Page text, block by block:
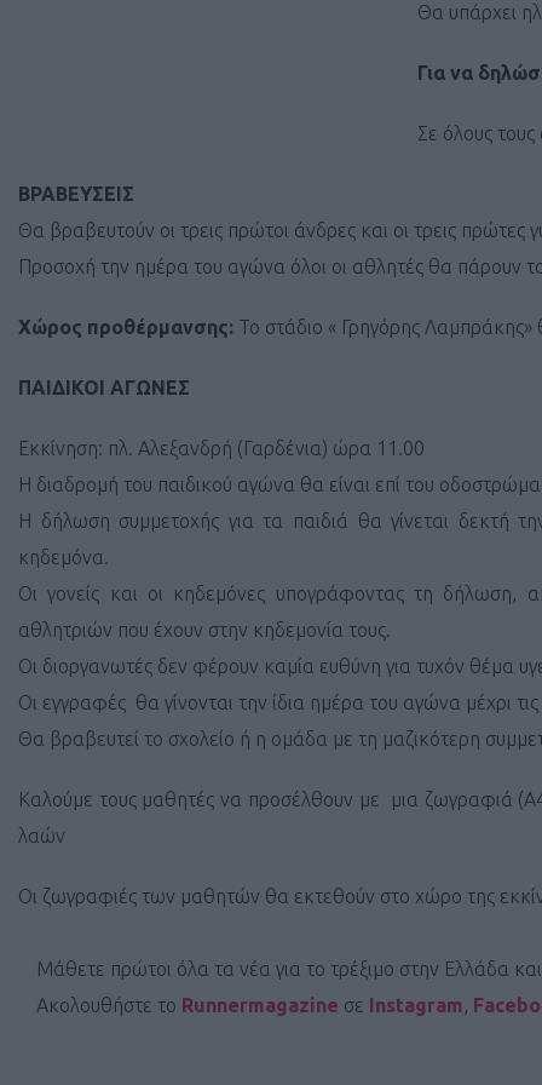
Θα υπάρχει
Για να
Σε όλους
ΒΡΑΒΕΥΣΕΙΣ
Θα βραβευτούν οι τρεις πρώτοι άνδρες και οι τρεις πρώτες
Προσοχή την ημέρα του αγώνα όλοι οι αθλητές θα πάρουν
Χώρος προθέρμανσης: Το στάδιο « Γρηγόρης Λαμπράκης»
ΠΑΙΔΙΚΟΙ ΑΓΩΝΕΣ
Εκκίνηση: πλ. Αλεξανδρή (Γαρδένια) ώρα 11.00
Η διαδρομή του παιδικού αγώνα θα είναι επί του
Η δήλωση συμμετοχής για τα παιδιά θα γίνεται δεκτή
κηδεμόνα.
Οι γονείς και οι κηδεμόνες υπογράφοντας τη δήλωση,
αθλητριών που έχουν στην κηδεμονία τους.
Οι διοργανωτές δεν φέρουν καμία ευθύνη για τυχόν θέμα
Οι εγγραφές θα γίνονται την ίδια ημέρα του αγώνα μέχρι
Θα βραβευτεί το σχολείο ή η ομάδα με τη μαζικότερη
Καλούμε τους μαθητές να προσέλθουν με μια ζωγραφιά
λαών
Οι ζωγραφιές των μαθητών θα εκτεθούν στο χώρο της
Μάθετε πρώτοι όλα τα νέα για το τρέξιμο στην Ελλάδα
Ακολουθήστε το Runnermagazine σε Instagram,